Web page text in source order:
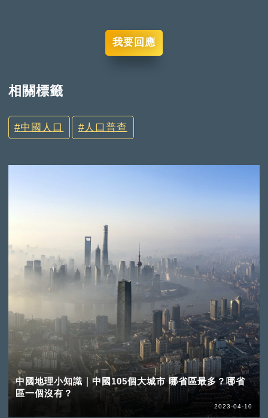
我要回應
相關標籤
中國人口 人口普查
中國地理小知識｜中國105個大城市 哪省區最多？哪省
區一個沒有？
2023-04-10